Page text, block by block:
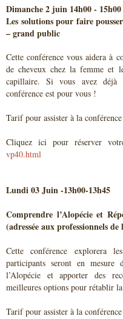
Dimanche 2 juin 14h00 - 15h00
Les solutions pour faire
– grand public
Cette conférence vous aidera à
de cheveux chez la femme et
capillaire. Si vous avez déjà
conférence est pour vous !
Tarif pour assister à la
Cliquez ici pour réserver
vp40.html
Lundi 03 Juin -13h00-13h45
Comprendre l’Alopécie et
(adressée aux professionnels
Cette conférence explorera
participants seront en
l’Alopécie et apporter des
meilleures options pour rétablir
Tarif pour assister à la